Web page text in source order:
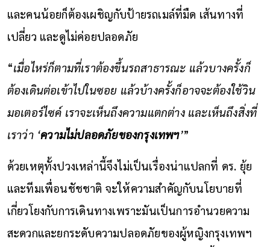
และคนน้อยก็ต้องเผชิญกับป้ายรถเมล์ที่มืด เส้นทางที่
เปลี่ยว และดูไม่ค่อยปลอดภัย
“เมื่อไหร่ก็ตามที่เราต้องขึ้นรถสาธารณะ แล้วบางครั้งก็
ต้องเดินต่อเข้าไปในซอย แล้วบ้างครั้งก็อาจจะต้องใช้วิน
มอเตอร์ไซค์ เราจะเห็นถึงความแตกต่าง และเห็นถึงสิ่งที่
เราว่า ‘ความไม่ปลอดภัยของกรุงเทพฯ’”
ด้วยเหตุทั้งปวงเหล่านี้จึงไม่เป็นเรื่องน่าแปลกที่ ดร. ยุ้ย
และทีมเพื่อนชัชชาติ จะให้ความสำคัญกับนโยบายที่
เกี่ยวโยงกับการเดินทางเพราะมันเป็นการอำนวยความ
สะดวกและยกระดับความปลอดภัยของผู้หญิงกรุงเทพฯ